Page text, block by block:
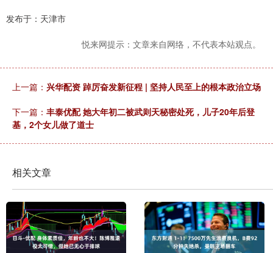
发布于：天津市
悦来网提示：文章来自网络，不代表本站观点。
上一篇： 兴华配资 踔厉奋发新征程 | 坚持人民至上的根本政治立场
下一篇： 丰泰优配 她大年初二被武则天秘密处死，儿子20年后登
基，2个女儿做了道士
相关文章